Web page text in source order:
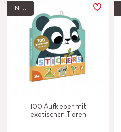
NEU
100 Aufkleber mit
exotischen Tieren